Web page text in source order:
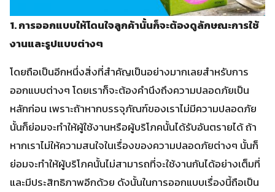
1. การออกแบบให้โดนใจลูกค้านั้นก็จะต้องดูลักษณะการใช้
งานและรูปแบบต่างๆ
โดยถือเป็นอีกหนึ่งสิ่งที่สำคัญเป็นอย่างมากเลยสำหรับการ
ออกแบบต่างๆ โดยเราก็จะต้องคำนึงถึงความปลอดภัยเป็น
หลักก่อน เพราะถ้าหากบรรจุภัณฑ์ของเราไม่มีความปลอดภัย
นั้นก็ย่อมจะทำให้ผู้ใช้งานหรือผู้บริโภคนั้นได้รับอันตรายได้ ถ้า
หากเราไม่ให้ความสนใจในเรื่องของความปลอดภัยต่างๆ นั้นก็
ย่อมจะทำให้ผู้บริโภคนั้นไม่สามารถที่จะใช้งานกันได้อย่างเต็มที่
และมีประสิทธิภาพอีกด้วย ดังนั้นในการออกแบบเรื่องนี้ถือเป็น